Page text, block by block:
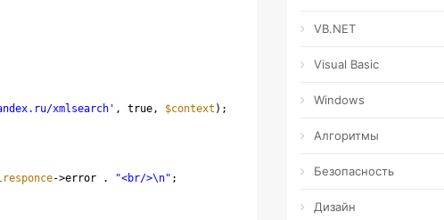
xmlsearch' , true, $context );
->error . "<br/>\n" ;
VB.NET
Visual Basic
Windows
Алгоритмы
Безопасность
Дизайн